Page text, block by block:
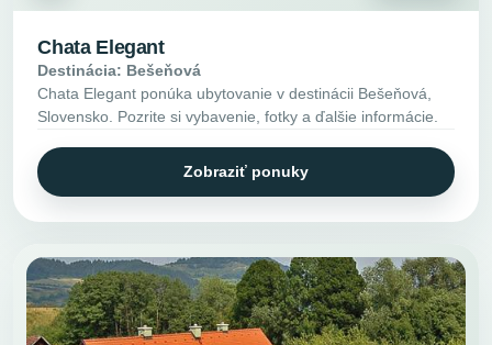
Chata Elegant
Destinácia: Bešeňová
Chata Elegant ponúka ubytovanie v destinácii Bešeňová,
Slovensko. Pozrite si vybavenie, fotky a ďalšie informácie.
Zobraziť ponuky